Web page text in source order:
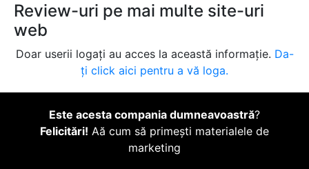
Review-uri pe mai multe site-uri
web
Doar userii logați au acces la această informație. Da-
ți click aici pentru a vă loga.
Este acesta compania dumneavoastră?
Felicitări! Aă cum să primești materialele de
marketing